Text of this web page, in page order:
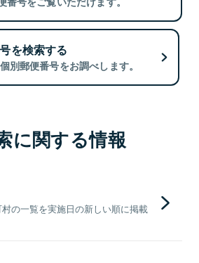
を検索する
別郵便番号をお調べします。
に関する情報
の一覧を実施日の新しい順に掲載